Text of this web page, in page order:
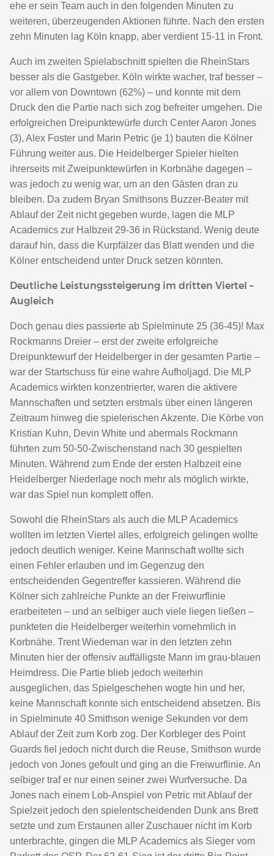
ehe er sein Team auch in den folgenden Minuten zu
weiteren, überzeugenden Aktionen führte. Nach den ersten
zehn Minuten lag Köln knapp, aber verdient 15-11 in Front.
Auch im zweiten Spielabschnitt spielten die RheinStars
besser als die Gastgeber. Köln wirkte wacher, traf besser –
vor allem von Downtown (62%) – und konnte mit dem
Druck den die Partie nach sich zog befreiter umgehen. Die
erfolgreichen Dreipunktewürfe durch Center Aaron Jones
(3), Alex Foster und Marin Petric (je 1) bauten die Kölner
Führung weiter aus. Die Heidelberger Spieler hielten
ihrerseits mit Zweipunktewürfen in Korbnähe dagegen –
was jedoch zu wenig war, um an den Gästen dran zu
bleiben. Da zudem Bryan Smithsons Buzzer-Beater mit
Ablauf der Zeit nicht gegeben wurde, lagen die MLP
Academics zur Halbzeit 29-36 in Rückstand. Wenig deute
darauf hin, dass die Kurpfälzer das Blatt wenden und die
Kölner entscheidend unter Druck setzen könnten.
Deutliche Leistungssteigerung im dritten Viertel –
Augleich
Doch genau dies passierte ab Spielminute 25 (36-45)! Max
Rockmanns Dreier – erst der zweite erfolgreiche
Dreipunktewurf der Heidelberger in der gesamten Partie –
war der Startschuss für eine wahre Aufholjagd. Die MLP
Academics wirkten konzentrierter, waren die aktivere
Mannschaften und setzten erstmals über einen längeren
Zeitraum hinweg die spielerischen Akzente. Die Körbe von
Kristian Kuhn, Devin White und abermals Rockmann
führten zum 50-50-Zwischenstand nach 30 gespielten
Minuten. Während zum Ende der ersten Halbzeit eine
Heidelberger Niederlage noch mehr als möglich wirkte,
war das Spiel nun komplett offen.
Sowohl die RheinStars als auch die MLP Academics
wollten im letzten Viertel alles, erfolgreich gelingen wollte
jedoch deutlich weniger. Keine Mannschaft wollte sich
einen Fehler erlauben und im Gegenzug den
entscheidenden Gegentreffer kassieren. Während die
Kölner sich zahlreiche Punkte an der Freiwurflinie
erarbeiteten – und an selbiger auch viele liegen ließen –
punkteten die Heidelberger weiterhin vornehmlich in
Korbnähe. Trent Wiedeman war in den letzten zehn
Minuten hier der offensiv auffälligste Mann im grau-blauen
Heimdress. Die Partie blieb jedoch weiterhin
ausgeglichen, das Spielgeschehen wogte hin und her,
keine Mannschaft konnte sich entscheidend absetzen. Bis
in Spielminute 40 Smithson wenige Sekunden vor dem
Ablauf der Zeit zum Korb zog. Der Korbleger des Point
Guards fiel jedoch nicht durch die Reuse, Smithson wurde
jedoch von Jones gefoult und ging an die Freiwurflinie. An
selbiger traf er nur einen seiner zwei Wurfversuche. Da
Jones nach einem Lob-Anspiel von Petric mit Ablauf der
Spielzeit jedoch den spielentscheidenden Dunk ans Brett
setzte und zum Erstaunen aller Zuschauer nicht im Korb
unterbrachte, gingen die MLP Academics als Sieger vom